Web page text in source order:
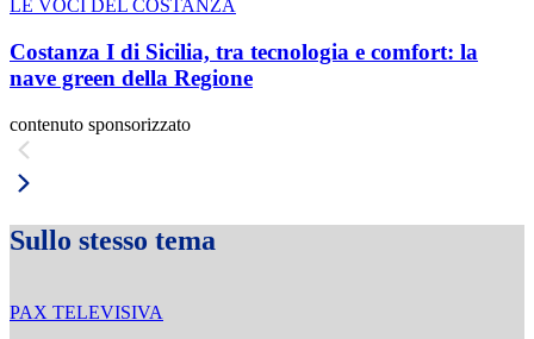
LE VOCI DEL COSTANZA
Costanza I di Sicilia, tra tecnologia e comfort: la
nave green della Regione
contenuto sponsorizzato
Sullo stesso tema
PAX TELEVISIVA